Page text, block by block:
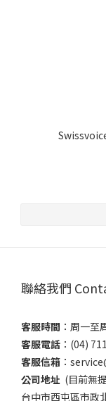
聯絡我們
客服時間 ：​周一至
客服電話 ：(04)
客服信箱 ：​
公司地址 (目前無
台中市西屯區市政